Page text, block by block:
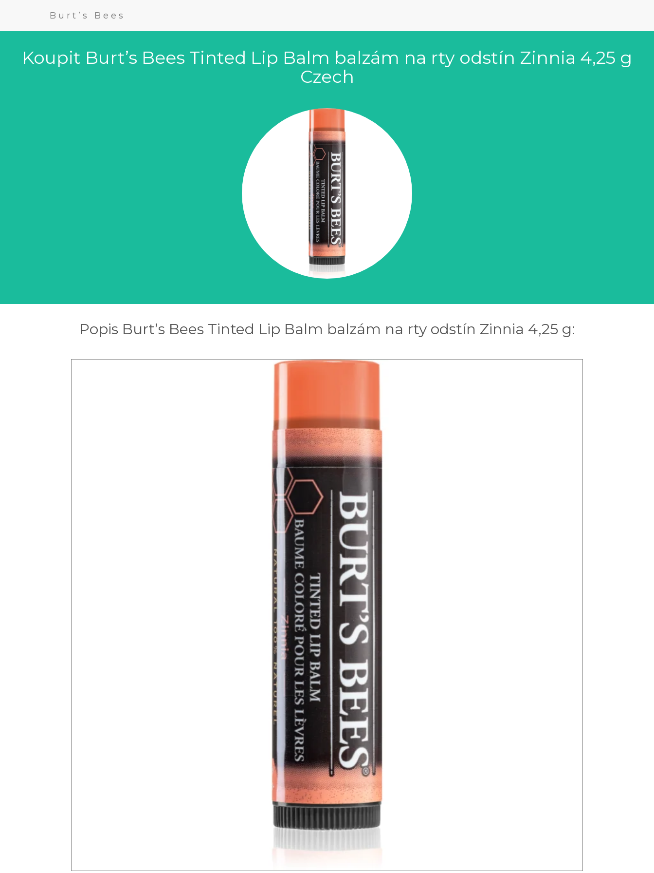
Burt’s Bees
Koupit Burt’s Bees Tinted Lip Balm balzám na rty odstín Zinnia 4,25 g
Czech
Popis Burt’s Bees Tinted Lip Balm balzám na rty odstín Zinnia 4,25 g: